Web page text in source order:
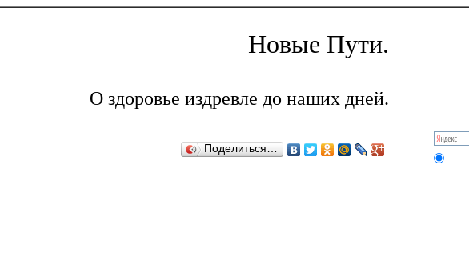
Новые Пути.
О здоровье издревле до наших дней.
Поделиться…